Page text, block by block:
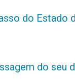
do Estado
do seu